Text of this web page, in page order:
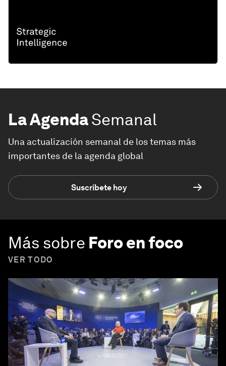
La AgendaSemanal
Una actualización semanal de los temas más
importantes de la agenda global
Suscríbete hoy
Más sobre Foro en foco
VER TODO